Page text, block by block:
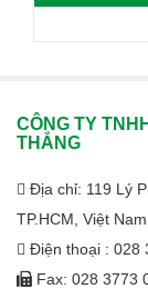
CÔNG TY
THẮNG
Địa chỉ: 119 Lý
TP.HCM, Việt Nam
Điện thoại : 028
Fax: 028 3773